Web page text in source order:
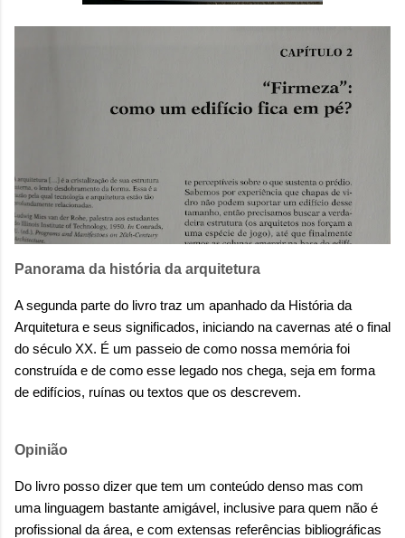
Panorama da história da arquitetura
A segunda parte do livro traz um apanhado da História da
Arquitetura e seus significados, iniciando na cavernas até o final
do século XX. É um passeio de como nossa memória foi
construída e de como esse legado nos chega, seja em forma
de edifícios, ruínas ou textos que os descrevem.
Opinião
Do livro posso dizer que tem um conteúdo denso mas com
uma linguagem bastante amigável, inclusive para quem não é
profissional da área, e com extensas referências bibliográficas